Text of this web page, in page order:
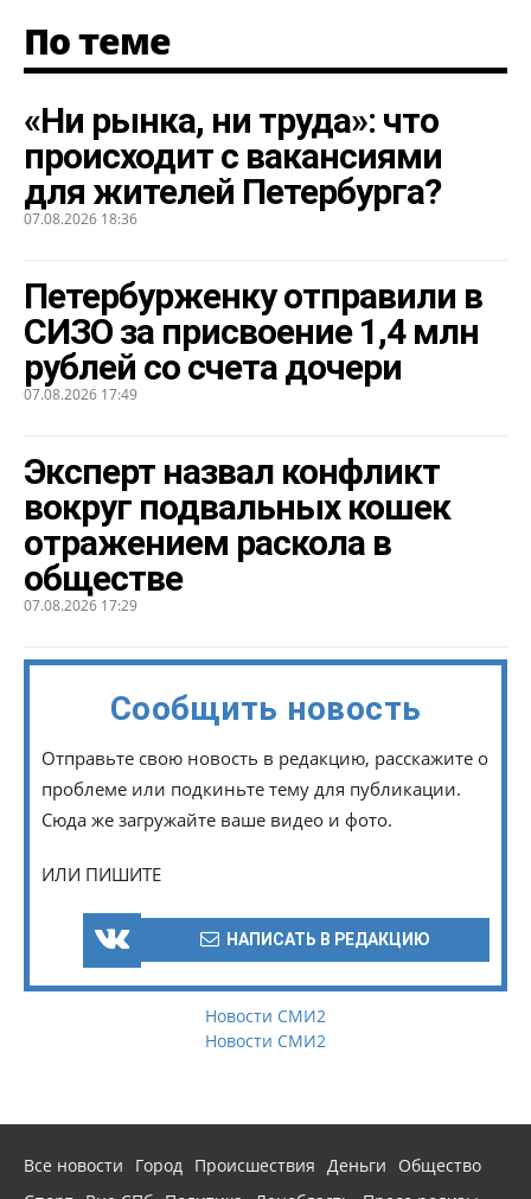
По теме
«Ни рынка, ни труда»: что
происходит с вакансиями
для жителей Петербурга?
07.08.2026 18:36
Петербурженку отправили в
СИЗО за присвоение 1,4 млн
рублей со счета дочери
07.08.2026 17:49
Эксперт назвал конфликт
вокруг подвальных кошек
отражением раскола в
обществе
07.08.2026 17:29
Сообщить новость
Отправьте свою новость в редакцию, расскажите о
проблеме или подкиньте тему для публикации.
Сюда же загружайте ваше видео и фото.
ИЛИ ПИШИТЕ
НАПИСАТЬ В РЕДАКЦИЮ
Новости СМИ2
Новости СМИ2
Все новости Город Происшествия Деньги
Общество